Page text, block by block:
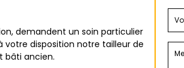
demandent un soin particulier
disposition notre tailleur de
bâti ancien.